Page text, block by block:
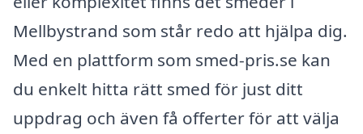
Mellbystrand som står redo att hjälpa dig.
Med en plattform som smed-pris.se kan
du enkelt hitta rätt smed för just ditt
uppdrag och även få offerter för att välja